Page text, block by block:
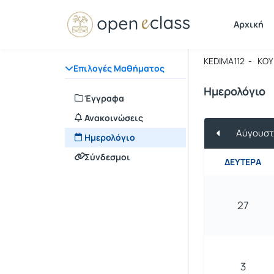
Αρχική
Επιλογές Μαθήματος
Έγγραφα
Ανακοινώσεις
Ημερολόγιο
Σύνδεσμοι
Μάθημα :
Κωδικός :
KEDIMA112 -
Ημερολόγιο
ΔΕΥΤΈΡΑ
27
3